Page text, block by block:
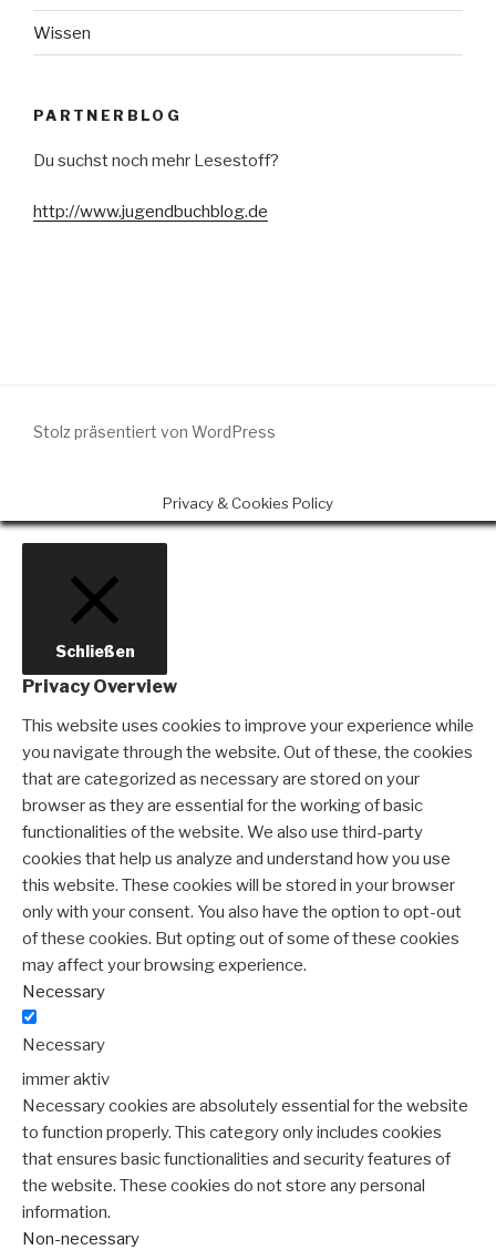
Wissen
PARTNERBLOG
Du suchst noch mehr Lesestoff?
http://www.jugendbuchblog.de
Stolz präsentiert von WordPress
Privacy & Cookies Policy
Schließen
Privacy Overview
This website uses cookies to improve your experience while
you navigate through the website. Out of these, the cookies
that are categorized as necessary are stored on your
browser as they are essential for the working of basic
functionalities of the website. We also use third-party
cookies that help us analyze and understand how you use
this website. These cookies will be stored in your browser
only with your consent. You also have the option to opt-out
of these cookies. But opting out of some of these cookies
may affect your browsing experience.
Necessary
Necessary
immer aktiv
Necessary cookies are absolutely essential for the website
to function properly. This category only includes cookies
that ensures basic functionalities and security features of
the website. These cookies do not store any personal
information.
Non-necessary